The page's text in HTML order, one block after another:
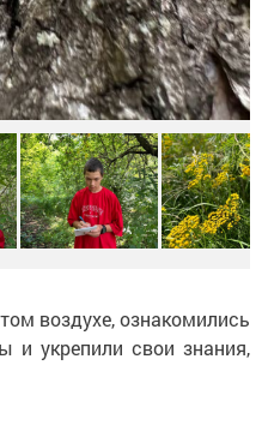
воздухе, ознакомились
и укрепили свои знания,